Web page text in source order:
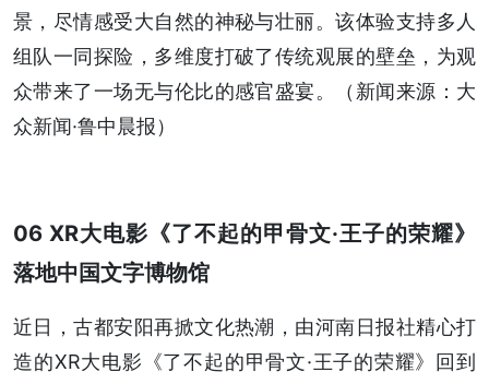
景，尽情感受大自然的神秘与壮丽。该体验支持多人
组队一同探险，多维度打破了传统观展的壁垒，为观
众带来了一场无与伦比的感官盛宴。（新闻来源：大
众新闻·鲁中晨报）
06 XR大电影《了不起的甲骨文·王子的荣耀》
落地中国文字博物馆
近日，古都安阳再掀文化热潮，由河南日报社精心打
造的XR大电影《了不起的甲骨文·王子的荣耀》回到